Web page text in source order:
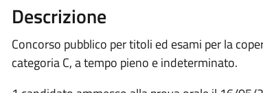
Descrizione
Concorso pubblico per titoli ed esami per la
categoria C, a tempo pieno e indeterminato.